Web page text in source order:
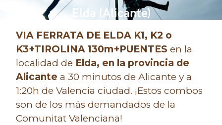
Elda (Alicante)
VIA FERRATA DE ELDA K1, K2 o
K3+TIROLINA 130m+PUENTESen la
localidad de Elda, en la provincia de
Alicantea 30 minutos de Alicante y a
1:20h de Valencia ciudad. ¡Estos combos
son de los más demandados de la
Comunitat Valenciana!